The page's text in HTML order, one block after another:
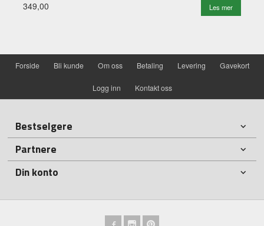
349,00 Les mer
Forside Bli kunde Om oss Betaling Levering Gavekort
Logg inn Kontakt oss
Bestselgere
Partnere
Din konto